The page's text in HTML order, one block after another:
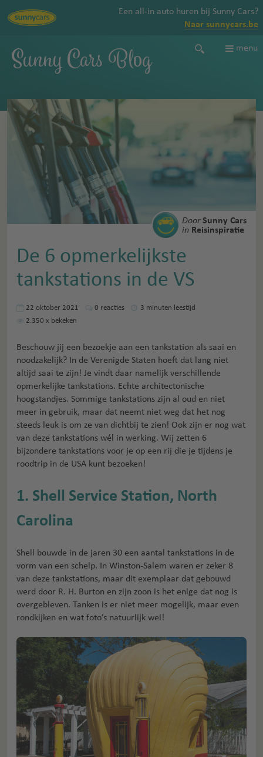
Een all-in auto huren bij Sunny Cars?
Naar sunnycars.be
Sunny Cars Blog menu
DoorSunny Cars
in Reisinspiratie
De 6 opmerkelijkste
tankstations in de VS
22 oktober 2021 0 reacties
3 minuten leestijd
2.350 x bekeken
Beschouw jij een bezoekje aan een tankstation als saai en
noodzakelijk? In de Verenigde Staten hoeft dat lang niet
altijd saai te zijn! Je vindt daar namelijk verschillende
opmerkelijke tankstations. Echte architectonische
hoogstandjes. Sommige tankstations zijn al oud en niet
meer in gebruik, maar dat neemt niet weg dat het nog
steeds leuk is om ze van dichtbij te zien! Ook zijn er nog wat
van deze tankstations wél in werking. Wij zetten 6
bijzondere tankstations voor je op een rij die je tijdens je
roodtrip in de USA kunt bezoeken!
1. Shell Service Station, North
Carolina
Shell bouwde in de jaren 30 een aantal tankstations in de
vorm van een schelp. In Winston-Salem waren er zeker 8
van deze tankstations, maar dit exemplaar dat gebouwd
werd door R. H. Burton en zijn zoon is het enige dat nog is
overgebleven. Tanken is er niet meer mogelijk, maar even
rondkijken en wat foto’s natuurlijk wel!